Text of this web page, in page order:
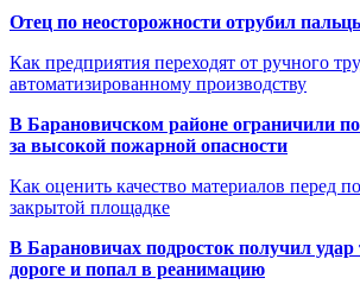
Отец по неосторожности отрубил
Как предприятия переходят от ручного
автоматизированному производству
В Барановичском районе ограничили
за высокой пожарной опасности
Как оценить качество материалов перед
закрытой площадке
В Барановичах подросток получил
дороге и попал в реанимацию